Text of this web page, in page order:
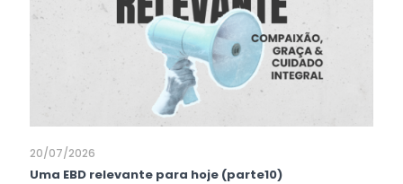
20/07/2026
Uma EBD relevante para hoje (parte10)